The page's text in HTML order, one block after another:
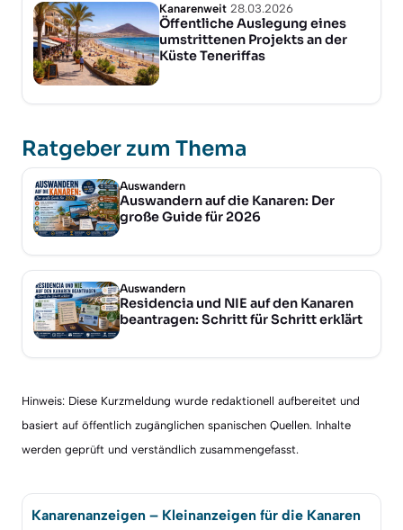
Kanarenweit 28.03.2026
Öffentliche Auslegung eines
umstrittenen Projekts an der
Küste Teneriffas
Ratgeber zum Thema
Auswandern
Auswandern auf die Kanaren: Der
große Guide für 2026
Auswandern
Residencia und NIE auf den Kanaren
beantragen: Schritt für Schritt erklärt
Hinweis: Diese Kurzmeldung wurde redaktionell aufbereitet und
basiert auf öffentlich zugänglichen spanischen Quellen. Inhalte
werden geprüft und verständlich zusammengefasst.
Kanarenanzeigen – Kleinanzeigen für die Kanaren